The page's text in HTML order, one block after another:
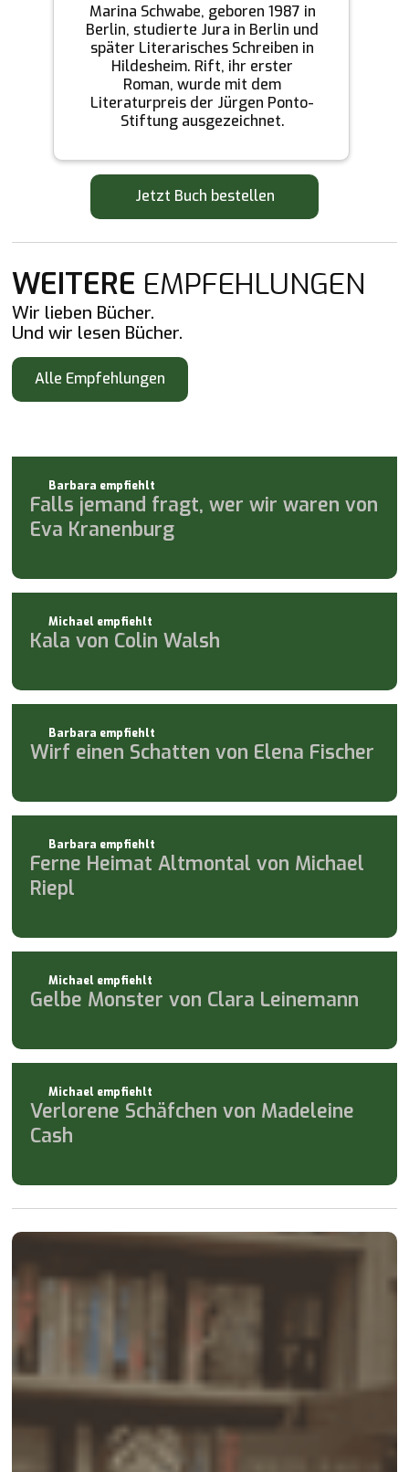
Marina Schwabe, geboren 1987 in
Berlin, studierte Jura in Berlin und
später Literarisches Schreiben in
Hildesheim. Rift, ihr erster
Roman, wurde mit dem
Literaturpreis der Jürgen Ponto-
Stiftung ausgezeichnet.
Jetzt Buch bestellen
Zum Online-Shop
WEITERE EMPFEHLUNGEN
Wir lieben Bücher.
Und wir lesen Bücher.
Alle Empfehlungen
Alle Empfehlungen
Barbara empfiehlt
Falls jemand fragt, wer wir waren von
Eva Kranenburg
Michael empfiehlt
Kala von Colin Walsh
Barbara empfiehlt
Wirf einen Schatten von Elena Fischer
Barbara empfiehlt
Ferne Heimat Altmontal von Michael
Riepl
Michael empfiehlt
Gelbe Monster von Clara Leinemann
Michael empfiehlt
Verlorene Schäfchen von Madeleine
Cash